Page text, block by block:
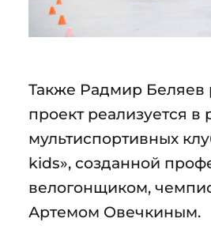
Также Радмир Беляев
проект реализуется в
мультиспортивных
kids», созданной
велогонщиком,
Артемом Овечкиным.